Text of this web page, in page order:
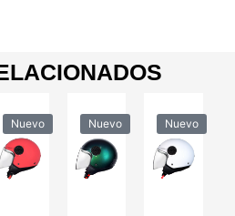
Nuevo Nuevo Nuevo